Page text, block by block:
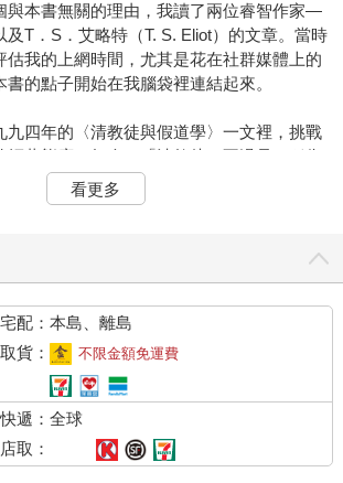
與本書無關的理由，我讀了兩位睿智作家—
T．S．艾略特（T. S. Eliot）的文章。當時
估我的上網時間，尤其是花在社群媒體上的
的點子開始在我腦袋裡連結起來。
九四年的〈清教徒與假道學〉一文裡，挑戰
輕蔑態度（如今，「清教徒」不過是一種侮
們所想的事、那些思考背後的理由，提出較
下筆時，她突然想到，「我們談論或想起清
向的模型。」也就是說，被我們說成是「清
現的特質。
呢？為什麼大家對清教徒的態度是這麼的
很簡單。」羅賓遜寫道。「這是個絕佳範
集體渴望—在缺乏相關知識或訊息的狀況
的事物—藉此得到回饋，也就是共享一種我
同的態度，並從中享受到快感。」這意思是
主義，是因為我們知道自己交談的對象會共
看更多
配：本島、離島
貨：
不限金額免運費
遞：全球
取：